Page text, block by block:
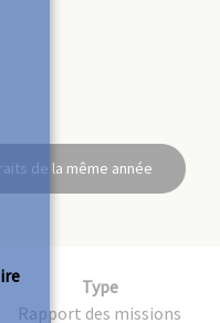
de la même année
Type
Rapport des missions